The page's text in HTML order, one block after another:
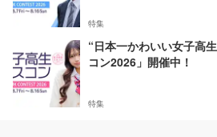
特集
“日本一かわいい女子高
コン2026」開催中！
特集